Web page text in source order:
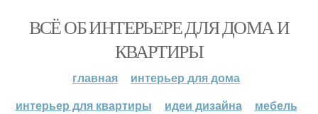
ВСЁ ОБ ИНТЕРЬЕРЕ ДЛЯ ДОМА И
КВАРТИРЫ
главная
интерьер для дома
интерьер для квартиры
идеи дизайна мебель